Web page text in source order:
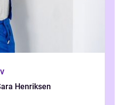
Henriksen